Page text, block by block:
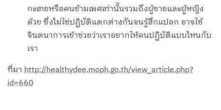
กะเทยหรือคนข้ามเพศเท่านั้นรวมถึงผู้ชายและผู้หญิง
ด้วย ซึ่งไม่ใช่ปฏิบัติแตกต่างกันจนรู้สึกแปลก อาจใช้
จินตนาการเข้าช่วยว่าเราอยากให้คนปฏิบัติแบบไหนกับ
เรา
ที่มาhttp://healthydee.moph.go.th/view_article.php?
id=660